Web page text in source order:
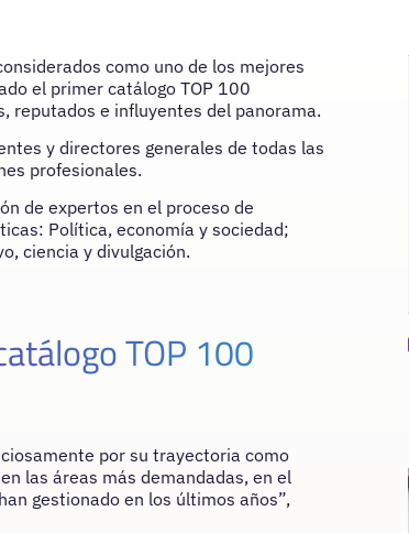
como uno de los mejores
el primer catálogo TOP 100
reputados e influyentes del panorama.
y directores generales de todas las
profesionales.
de expertos en el proceso de
Política, economía y sociedad;
ciencia y divulgación.
TOP 100
por su trayectoria como
las áreas más demandadas, en el
gestionado en los últimos años”,